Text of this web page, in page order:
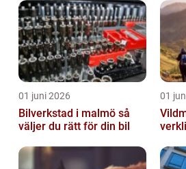
01 juni 2026
Bilverkstad i malmö så
väljer du rätt för din bil
01